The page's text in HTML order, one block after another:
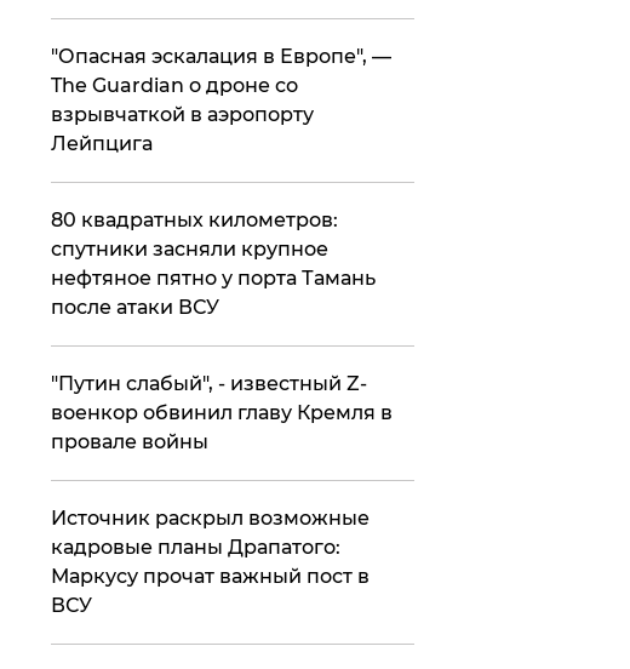
"Опасная эскалация в Европе", —
The Guardian о дроне со
взрывчаткой в аэропорту
Лейпцига
80 квадратных километров:
спутники засняли крупное
нефтяное пятно у порта Тамань
после атаки ВСУ
​"Путин слабый", - известный Z-
военкор обвинил главу Кремля в
провале войны
​Источник раскрыл возможные
кадровые планы Драпатого:
Маркусу прочат важный пост в
ВСУ